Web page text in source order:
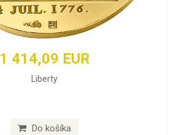
1 414,09 EUR
Liberty
Do košíka